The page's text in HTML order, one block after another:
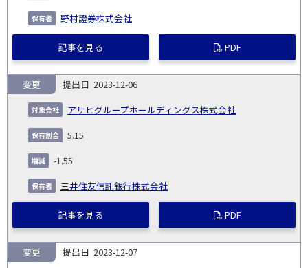
野村證券株式会社
記事を見る PDF
2023-12-06
アサヒグループホールディングス株式会社
変更
5.15
-1.55
三井住友信託銀行株式会社
記事を見る PDF
2023-12-07
変更